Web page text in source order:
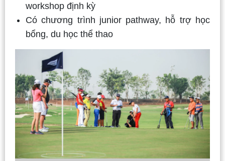
workshop định kỳ
Có chương trình junior pathway, hỗ trợ học
bổng, du học thể thao